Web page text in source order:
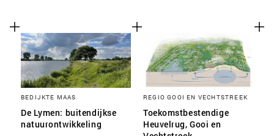
BEDIJKTE MAAS
De Lymen: buitendijkse
natuurontwikkeling
REGIO GOOI EN VECHTSTREEK
Toekomstbestendige
Heuvelrug, Gooi en